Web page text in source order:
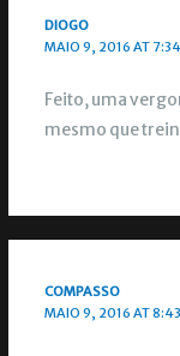
DIOGO
MAIO 9, 2016 AT
Feito, uma
mesmo que
COMPASSO
MAIO 9, 2016 AT